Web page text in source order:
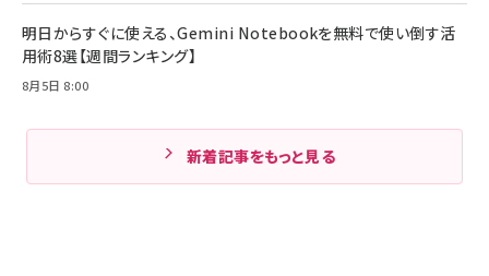
明日からすぐに使える、Gemini Notebookを無料で使い倒す活
用術8選【週間ランキング】
8月5日 8:00
新着記事をもっと見る